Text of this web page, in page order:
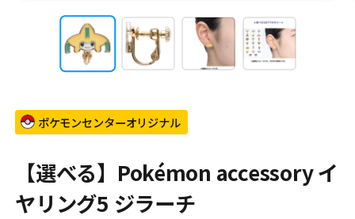
ポケモンセンターオリジナル
【選べる】Pokémon accessory イ
ヤリング5 ジラーチ